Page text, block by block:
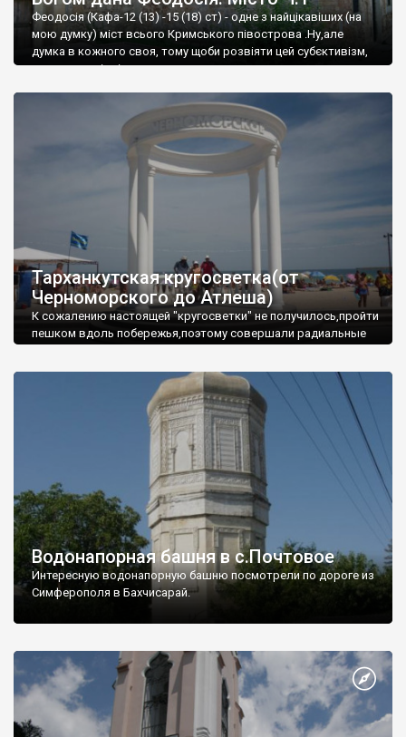
Феодосія (Кафа-12 (13) -15 (18) ст) - одне з найцікавіших (на
мою думку) міст всього Кримського півострова .Ну,але
думка в кожного своя, тому щоби розвіяти цей субєктивізм,
запрошую відвідати це
Тарханкутская кругосветка(от
Черноморского до Атлеша)
К сожалению настоящей "кругосветки" не получилось,пройти
пешком вдоль побережья,поэтому совершали радиальные
Водонапорная башня в с.Почтовое
Интересную водонапорную башню посмотрели по дороге из
Симферополя в Бахчисарай.